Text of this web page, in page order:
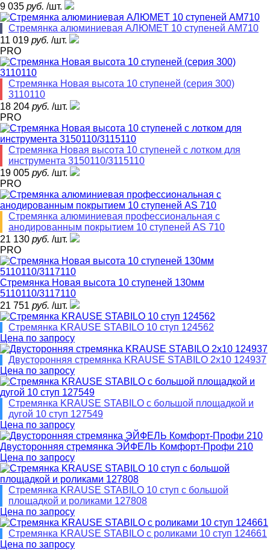
9 035 руб. /шт.
Стремянка алюминиевая АЛЮМЕТ 10 ступеней АМ710
11 019 руб. /шт.
PRO
Стремянка Новая высота 10 ступеней (серия 300)
3110110
18 204 руб. /шт.
PRO
Стремянка Новая высота 10 ступеней с лотком для
инструмента 3150110/3115110
19 005 руб. /шт.
PRO
Стремянка алюминиевая профессиональная с
анодированным покрытием 10 ступеней AS 710
21 130 руб. /шт.
PRO
Стремянка Новая высота 10 ступеней 130мм
5110110/3117110
21 751 руб. /шт.
Стремянка KRAUSE STABILO 10 ступ 124562
Цена по запросу
Двусторонняя стремянка KRAUSE STABILO 2х10 124937
Цена по запросу
Стремянка KRAUSE STABILO с большой площадкой и
дугой 10 ступ 127549
Цена по запросу
Двусторонняя стремянка ЭЙФЕЛЬ Комфорт-Профи 210
Цена по запросу
Стремянка KRAUSE STABILO 10 ступ с большой
площадкой и роликами 127808
Цена по запросу
Стремянка KRAUSE STABILO с роликами 10 ступ 124661
Цена по запросу